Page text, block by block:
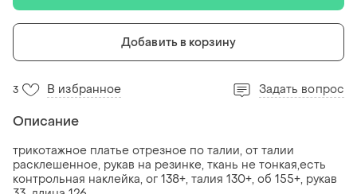
Добавить в корзину
3 В избранное Задать вопрос
Описание
трикотажное платье отрезное по талии, от талии
расклешенное, рукав на резинке, ткань не тонкая,есть
контрольная наклейка, ог 138+, талия 130+, об 155+, рукав